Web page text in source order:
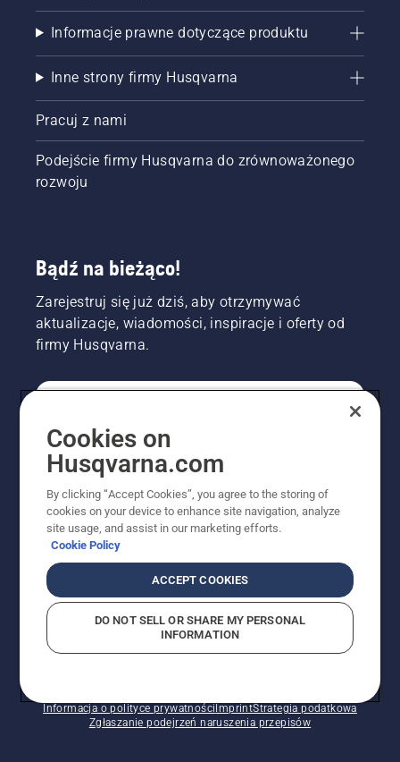
Informacje prawne dotyczące produktu
Inne strony firmy Husqvarna
Pracuj z nami
Podejście firmy Husqvarna do zrównoważonego
rozwoju
Bądź na bieżąco!
Zarejestruj się już dziś, aby otrzymywać
aktualizacje, wiadomości, inspiracje i oferty od
firmy Husqvarna.
PROFESJONALISTA
Informacja o polityce prywatnościImprintStrategia podatkowa
Zgłaszanie podejrzeń naruszenia przepisów
Cookies on
Husqvarna.com
By clicking “Accept Cookies”, you agree to the storing of
cookies on your device to enhance site navigation, analyze
site usage, and assist in our marketing efforts.
Cookie Policy
ACCEPT COOKIES
DO NOT SELL OR SHARE MY PERSONAL
INFORMATION